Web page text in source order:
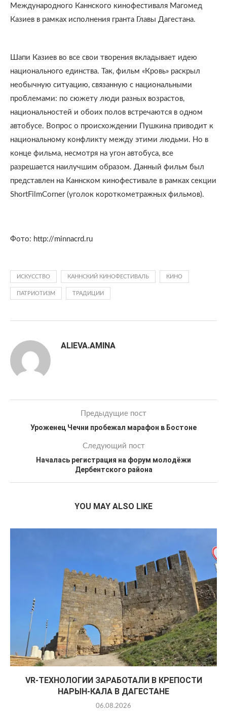
Международного Каннского кинофестиваля Магомед
Казиев в рамках исполнения гранта Главы Дагестана.
Шапи Казиев во все свои творения вкладывает идею
национального единства. Так, фильм «Кровь» раскрыл
необычную ситуацию, связанную с национальными
проблемами: по сюжету люди разных возрастов,
национальностей и обоих полов встречаются в одном
автобусе. Вопрос о происхождении Пушкина приводит к
национальному конфликту между этими людьми. Но в
конце фильма, несмотря на угон автобуса, все
разрешается наилучшим образом. Данный фильм был
представлен на Каннском кинофестивале в рамках секции
ShortFilmCorner (уголок короткометражных фильмов).
Фото: http://minnacrd.ru
ИСКУССТВО КАННСКИЙ КИНОФЕСТИВАЛЬ КИНО
ПАТРИОТИЗМ ТРАДИЦИИ
ALIEVA.AMINA
Предыдущие пост
Уроженец Чечни пробежал марафон в Бостоне
Следующий пост
Началась регистрация на форум молодёжи
Дербентского района
YOU MAY ALSO LIKE
VR-ТЕХНОЛОГИИ ЗАРАБОТАЛИ В КРЕПОСТИ
НАРЫН-КАЛА В ДАГЕСТАНЕ
06.08.2026